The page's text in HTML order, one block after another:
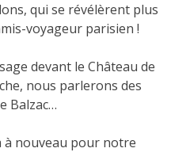
qui se révélèrent plus
voyageur parisien !
devant le Château de
nous parlerons des
Balzac…
à nouveau pour notre